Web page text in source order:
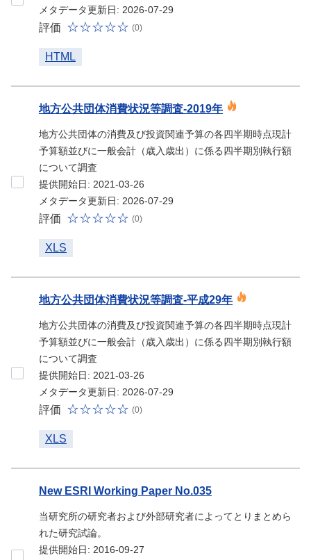
メタデータ更新日: 2026-07-29
評価 (0)
HTML
地方公共団体消費状況等調査-2019年
地方公共団体の消費及び投資関連予算の各四半期時点現計
予算額並びに一般会計（歳入歳出）に係る四半期別執行額
について調査
提供開始日: 2021-03-26
メタデータ更新日: 2026-07-29
評価 (0)
XLS
地方公共団体消費状況等調査-平成29年
地方公共団体の消費及び投資関連予算の各四半期時点現計
予算額並びに一般会計（歳入歳出）に係る四半期別執行額
について調査
提供開始日: 2021-03-26
メタデータ更新日: 2026-07-29
評価 (0)
XLS
New ESRI Working Paper No.035
当研究所の研究者および外部研究者によってとりまとめら
れた研究試論。
提供開始日: 2016-09-27